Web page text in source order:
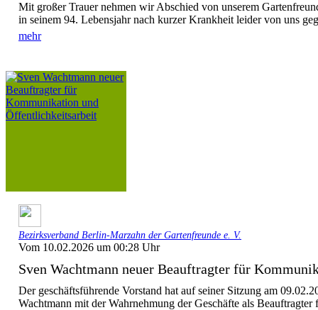
Mit großer Trauer nehmen wir Abschied von unserem
in seinem 94. Lebensjahr nach kurzer Krankheit leider von uns
mehr
Bezirksverband Berlin-Marzahn der Gartenfreunde e. V.
Vom 10.02.2026 um 00:28 Uhr
Sven Wachtmann neuer Beauftragter für
Der geschäftsführende Vorstand hat auf seiner Sitzung am
Wachtmann mit der Wahrnehmung der Geschäfte als